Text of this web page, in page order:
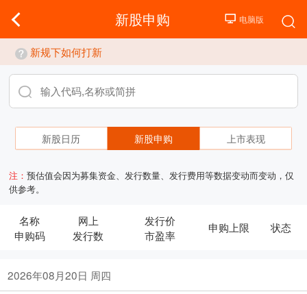
新股申购
新规下如何打新
新股日历 新股申购 上市表现
注：预估值会因为募集资金、发行数量、发行费用等数据变动而变动，仅
供参考。
名称
申购码
网上
发行数
发行价
市盈率
申购上限 状态
2026年08月20日 周四